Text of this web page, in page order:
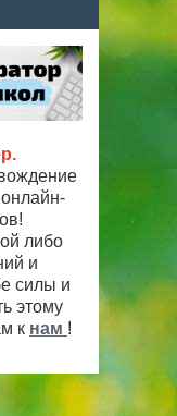
либо
и
силы и
этому
к нам !